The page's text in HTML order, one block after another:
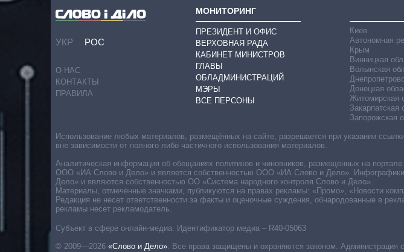
УКР РОС
О НАС
КОНТАКТЫ
ПРАВИЛА
МОНИТОРИНГ
ПРЕЗИДЕНТ И ОФИС
ВЕРХОВНАЯ РАДА
КАБИНЕТ МИНИСТРОВ
ГЛАВЫ
ОБЛАДМИНИСТРАЦИЙ
МЭРЫ
ВСЕ ПЕРСОНЫ
Киев
Автономная
Крым
Винницкая
Волынская
Донецкая
Житомирская
Закарпатская
Запорожская
Субъект в сфере онлайн-медиа. Идентификатор медиа – R40-05063
© 2009—2026 «Слово и Дело». Все права защищены и охраняются законом. Администрация
Использование любых материалов, размещённых на сайте, разрешается при указании
вне зависимости от полного либо частичного использования материалов.
Аналитическая информация об обещаниях политиков и чиновников, размещенных на
ООО «ИА Слово и Дело» и является собственностью ООО «ИА Слово и Дело».
Дело» и являются собственностью ОО «Система народного контроля Слово и Дело».
Материалы, отмеченные значками, публикуются на правах рекламы: «Промо», «Новости
Редакция не несет ответственности за факты и оценочные суждения, обнародованные в
рекламы несет рекламодатель.